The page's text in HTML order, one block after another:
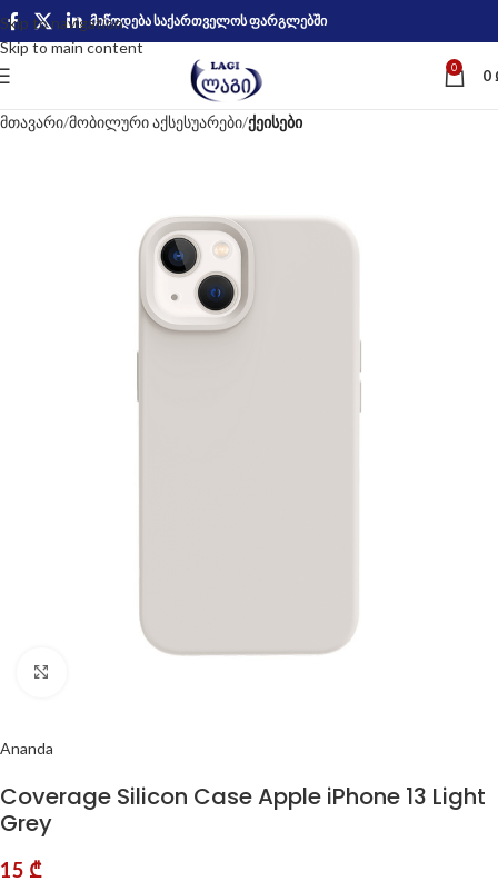
Skip to navigation
Skip to main content
მიწოდება საქართველოს ფარგლებში
0 0
მთავარი მობილური აქსესუარები ქეისები
Ananda
Coverage Silicon Case Apple iPhone 13 Light
Grey
15 ₾